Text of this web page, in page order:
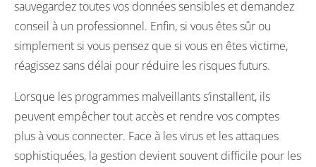
sauvegardez toutes vos données sensibles et demandez
conseil à un professionnel. Enfin, si vous êtes sûr ou
simplement si vous pensez que si vous en êtes victime,
réagissez sans délai pour réduire les risques futurs.
Lorsque les programmes malveillants s’installent, ils
peuvent empêcher tout accès et rendre vos comptes
plus à vous connecter. Face à les virus et les attaques
sophistiquées, la gestion devient souvent difficile pour les